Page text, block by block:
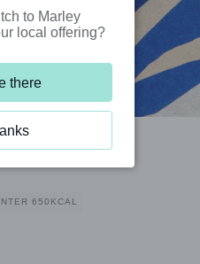
Zucchini
650KCAL
to Marley
local offering?
there